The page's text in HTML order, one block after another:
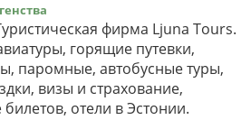
фирма Ljuna Tours.
горящие путевки,
паромные, автобусные туры,
визы и страхование,
отели в Эстонии.